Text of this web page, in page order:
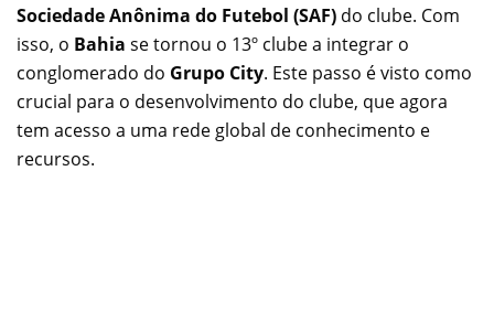
Sociedade Anônima do Futebol (SAF) do clube. Com
isso, o Bahia se tornou o 13º clube a integrar o
conglomerado do Grupo City. Este passo é visto como
crucial para o desenvolvimento do clube, que agora
tem acesso a uma rede global de conhecimento e
recursos.